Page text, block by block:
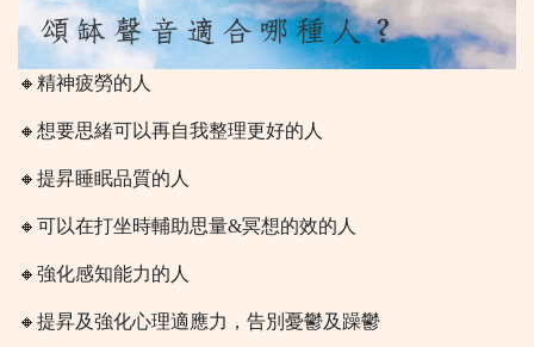
🔸精神疲勞的人
🔸想要思緒可以再自我整理更好的人
🔸提昇睡眠品質的人
🔸可以在打坐時輔助思量&冥想的效的人
🔸強化感知能力的人
🔸提昇及強化心理適應力，告別憂鬱及躁鬱